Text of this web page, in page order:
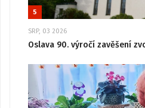
5
SRP, 03 2026
Oslava 90. výročí zavěšení